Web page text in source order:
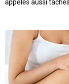
appelés aussi